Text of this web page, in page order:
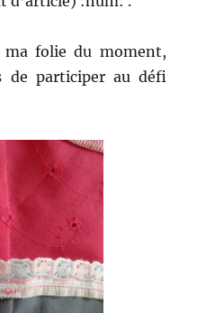
ma folie du moment,
de participer au défi